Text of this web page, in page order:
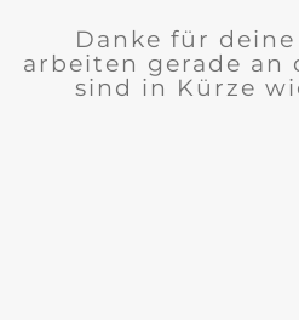
Danke für
arbeiten gerade an
sind in Kürze